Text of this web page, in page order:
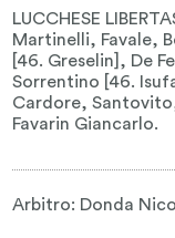
LUCCHESE
Martinelli, Favale,
[46. Greselin], De
Sorrentino [46.
Cardore,
Favarin Giancarlo.
Arbitro: Donda